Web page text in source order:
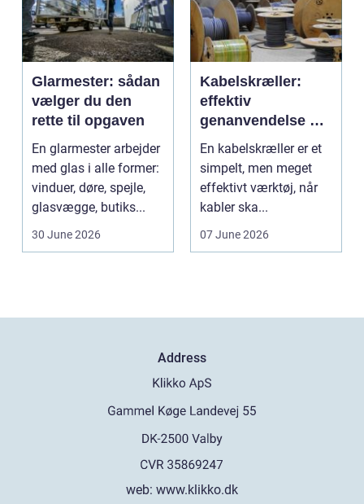
Glarmester: sådan
vælger du den
rette til opgaven
En glarmester arbejder
med glas i alle former:
vinduer, døre, spejle,
glasvægge, butiks...
30 June 2026
Kabelskræller:
effektiv
genanvendelse og
bedre økonomi i
kabelhåndtering
En kabelskræller er et
simpelt, men meget
effektivt værktøj, når
kabler ska...
07 June 2026
Address
web: www.klikko.dk